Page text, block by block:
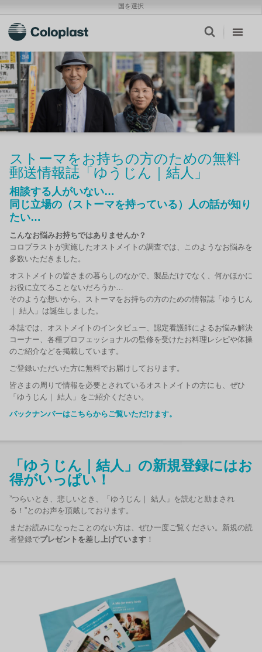
国を選択
ストーマをお持ちの方のための無料
郵送情報誌「ゆうじん｜結人」
相談する人がいない…
同じ立場の（ストーマを持っている）人の話が知り
たい…
こんなお悩みお持ちではありませんか？
コロプラストが実施したオストメイトの調査では、このようなお悩みを
多数いただきました。
オストメイトの皆さまの暮らしのなかで、製品だけでなく、何かほかに
お役に立てることないだろうか…
そのような想いから、ストーマをお持ちの方のための情報誌「ゆうじん
｜ 結人」は誕生しました。
本誌では、オストメイトのインタビュー、認定看護師によるお悩み解決
コーナー、各種プロフェッショナルの監修を受けたお料理レシピや体操
のご紹介などを掲載しています。
ご登録いただいた方に無料でお届けしております。
皆さまの周りで情報を必要とされているオストメイトの方にも、ぜひ
「ゆうじん｜ 結人」をご紹介ください。
バックナンバーはこちらからご覧いただけます。
「ゆうじん｜結人」の新規登録にはお
得がいっぱい！
”つらいとき、悲しいとき、「ゆうじん｜ 結人」を読むと励まされ
る！”とのお声を頂戴しております。
まだお読みになったことのない方は、ぜひ一度ご覧ください。新規の読
者登録でプレゼントを差し上げています ！